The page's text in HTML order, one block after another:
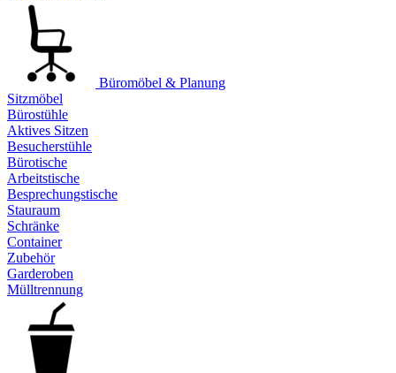
Büromöbel & Planung
Sitzmöbel
Bürostühle
Aktives Sitzen
Besucherstühle
Bürotische
Arbeitstische
Besprechungstische
Stauraum
Schränke
Container
Zubehör
Garderoben
Mülltrennung